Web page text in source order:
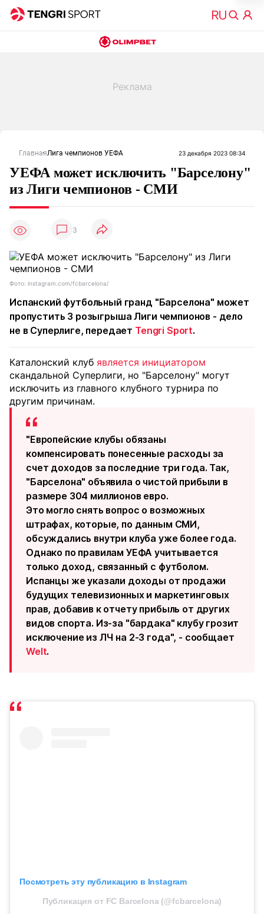
ГлавнаяЛига чемпионов УЕФА 23 декабря 2023 08:34
УЕФА может исключить "Барселону"
из Лиги чемпионов - СМИ
3
Фото: instagram.com/fcbarcelona/
Испанский футбольный гранд "Барселона" может
пропустить 3 розыгрыша Лиги чемпионов - дело
не в Суперлиге, передает Tengri Sport.
Каталонский клуб является инициатором
скандальной Суперлиги, но "Барселону" могут
исключить из главного клубного турнира по
другим причинам.
"Европейские клубы обязаны
компенсировать понесенные расходы за
счет доходов за последние три года. Так,
"Барселона" объявила о чистой прибыли в
размере 304 миллионов евро.
Это могло снять вопрос о возможных
штрафах, которые, по данным СМИ,
обсуждались внутри клуба уже более года.
Однако по правилам УЕФА учитывается
только доход, связанный с футболом.
Испанцы же указали доходы от продажи
будущих телевизионных и маркетинговых
прав, добавив к отчету прибыль от других
видов спорта. Из-за "бардака" клубу грозит
исключение из ЛЧ на 2-3 года", - сообщает
Welt.
Посмотреть эту публикацию в Instagram
Публикация от FC Barcelona (@fcbarcelona)